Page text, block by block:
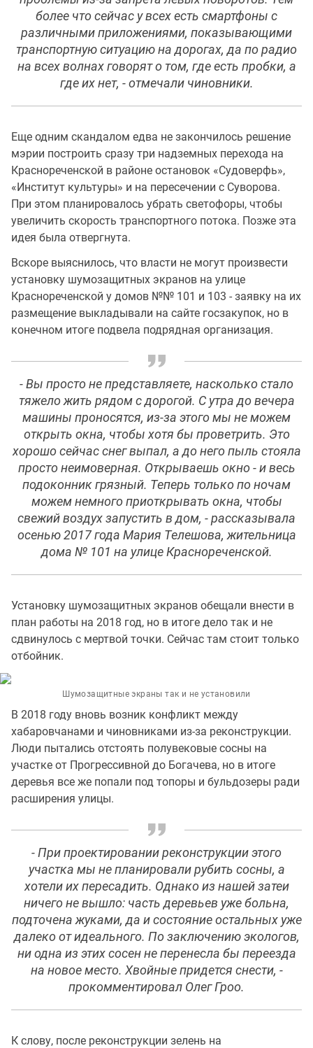
более что сейчас у всех есть смартфоны с
различными приложениями, показывающими
транспортную ситуацию на дорогах, да по радио
на всех волнах говорят о том, где есть пробки, а
где их нет, - отмечали чиновники.
Еще одним скандалом едва не закончилось решение
мэрии построить сразу три надземных перехода на
Краснореченской в районе остановок «Судоверфь»,
«Институт культуры» и на пересечении с Суворова.
При этом планировалось убрать светофоры, чтобы
увеличить скорость транспортного потока. Позже эта
идея была отвергнута.
Вскоре выяснилось, что власти не могут произвести
установку шумозащитных экранов на улице
Краснореченской у домов №№ 101 и 103 - заявку на их
размещение выкладывали на сайте госзакупок, но в
конечном итоге подвела подрядная организация.
- Вы просто не представляете, насколько стало
тяжело жить рядом с дорогой. С утра до вечера
машины проносятся, из-за этого мы не можем
открыть окна, чтобы хотя бы проветрить. Это
хорошо сейчас снег выпал, а до него пыль стояла
просто неимоверная. Открываешь окно - и весь
подоконник грязный. Теперь только по ночам
можем немного приоткрывать окна, чтобы
свежий воздух запустить в дом, - рассказывала
осенью 2017 года Мария Телешова, жительница
дома № 101 на улице Краснореченской.
Установку шумозащитных экранов обещали внести в
план работы на 2018 год, но в итоге дело так и не
сдвинулось с мертвой точки. Сейчас там стоит только
отбойник.
Шумозащитные экраны так и не установили
В 2018 году вновь возник конфликт между
хабаровчанами и чиновниками из-за реконструкции.
Люди пытались отстоять полувековые сосны на
участке от Прогрессивной до Богачева, но в итоге
деревья все же попали под топоры и бульдозеры ради
расширения улицы.
- При проектировании реконструкции этого
участка мы не планировали рубить сосны, а
хотели их пересадить. Однако из нашей затеи
ничего не вышло: часть деревьев уже больна,
подточена жуками, да и состояние остальных уже
далеко от идеального. По заключению экологов,
ни одна из этих сосен не перенесла бы переезда
на новое место. Хвойные придется снести, -
прокомментировал Олег Гроо.
К слову, после реконструкции зелень на